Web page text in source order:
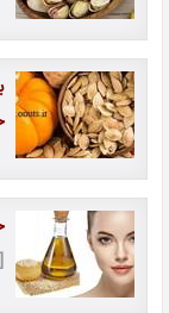
[1399/07/08 02:09:25]